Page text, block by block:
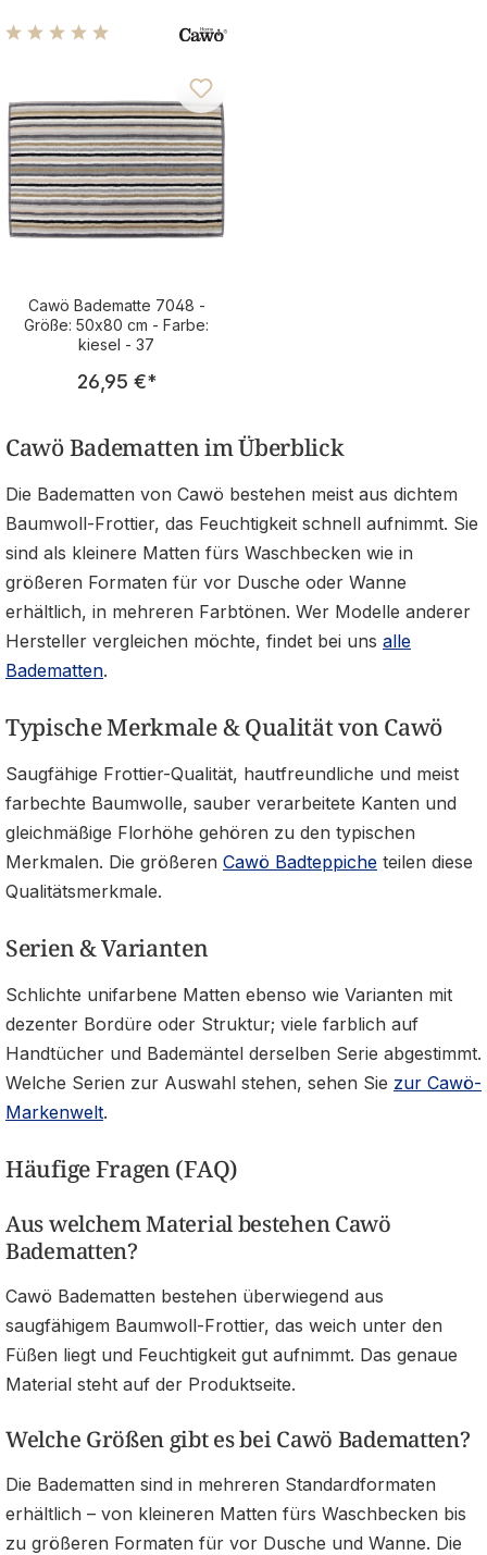
Cawö Badematte 7048 -
Größe: 50x80 cm - Farbe:
kiesel - 37
Regulärer Preis:
26,95 €*
Cawö Badematten im Überblick
Die Badematten von Cawö bestehen meist aus dichtem
Baumwoll-Frottier, das Feuchtigkeit schnell aufnimmt. Sie
sind als kleinere Matten fürs Waschbecken wie in
größeren Formaten für vor Dusche oder Wanne
erhältlich, in mehreren Farbtönen. Wer Modelle anderer
Hersteller vergleichen möchte, findet bei uns alle
Badematten.
Typische Merkmale & Qualität von Cawö
Saugfähige Frottier-Qualität, hautfreundliche und meist
farbechte Baumwolle, sauber verarbeitete Kanten und
gleichmäßige Florhöhe gehören zu den typischen
Merkmalen. Die größeren Cawö Badteppiche teilen diese
Qualitätsmerkmale.
Serien & Varianten
Schlichte unifarbene Matten ebenso wie Varianten mit
dezenter Bordüre oder Struktur; viele farblich auf
Handtücher und Bademäntel derselben Serie abgestimmt.
Welche Serien zur Auswahl stehen, sehen Sie zur Cawö-
Markenwelt.
Häufige Fragen (FAQ)
Aus welchem Material bestehen Cawö
Badematten?
Cawö Badematten bestehen überwiegend aus
saugfähigem Baumwoll-Frottier, das weich unter den
Füßen liegt und Feuchtigkeit gut aufnimmt. Das genaue
Material steht auf der Produktseite.
Welche Größen gibt es bei Cawö Badematten?
Die Badematten sind in mehreren Standardformaten
erhältlich – von kleineren Matten fürs Waschbecken bis
zu größeren Formaten für vor Dusche und Wanne. Die